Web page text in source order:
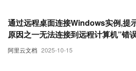
阿里云文档 2025-10-15
通过远程桌面连接Windows实例,提
原因之一无法连接到远程计算机”错